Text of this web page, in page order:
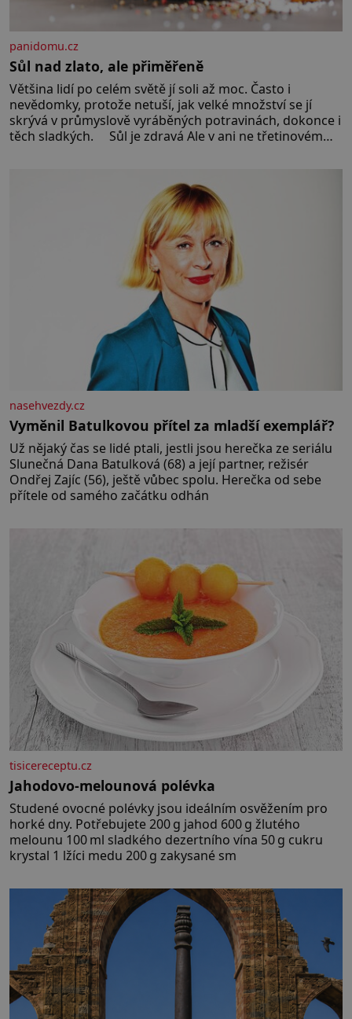
panidomu.cz
Sůl nad zlato, ale přiměřeně
Většina lidí po celém světě jí soli až moc. Často i
nevědomky, protože netuší, jak velké množství se jí
skrývá v průmyslově vyráběných potravinách, dokonce i
těch sladkých. Sůl je zdravá Ale v ani ne třetinovém
nasehvezdy.cz
Vyměnil Batulkovou přítel za mladší exemplář?
Už nějaký čas se lidé ptali, jestli jsou herečka ze seriálu
Slunečná Dana Batulková (68) a její partner, režisér
Ondřej Zajíc (56), ještě vůbec spolu. Herečka od sebe
přítele od samého začátku odhán
tisicereceptu.cz
Jahodovo-melounová polévka
Studené ovocné polévky jsou ideálním osvěžením pro
horké dny. Potřebujete 200 g jahod 600 g žlutého
melounu 100 ml sladkého dezertního vína 50 g cukru
krystal 1 lžíci medu 200 g zakysané sm